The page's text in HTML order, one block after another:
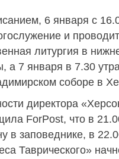
6 января с
и
литургия в
а 7 января в 7.30
соборе в
директора
ForPost, что в
в заповеднике, в
Таврического»